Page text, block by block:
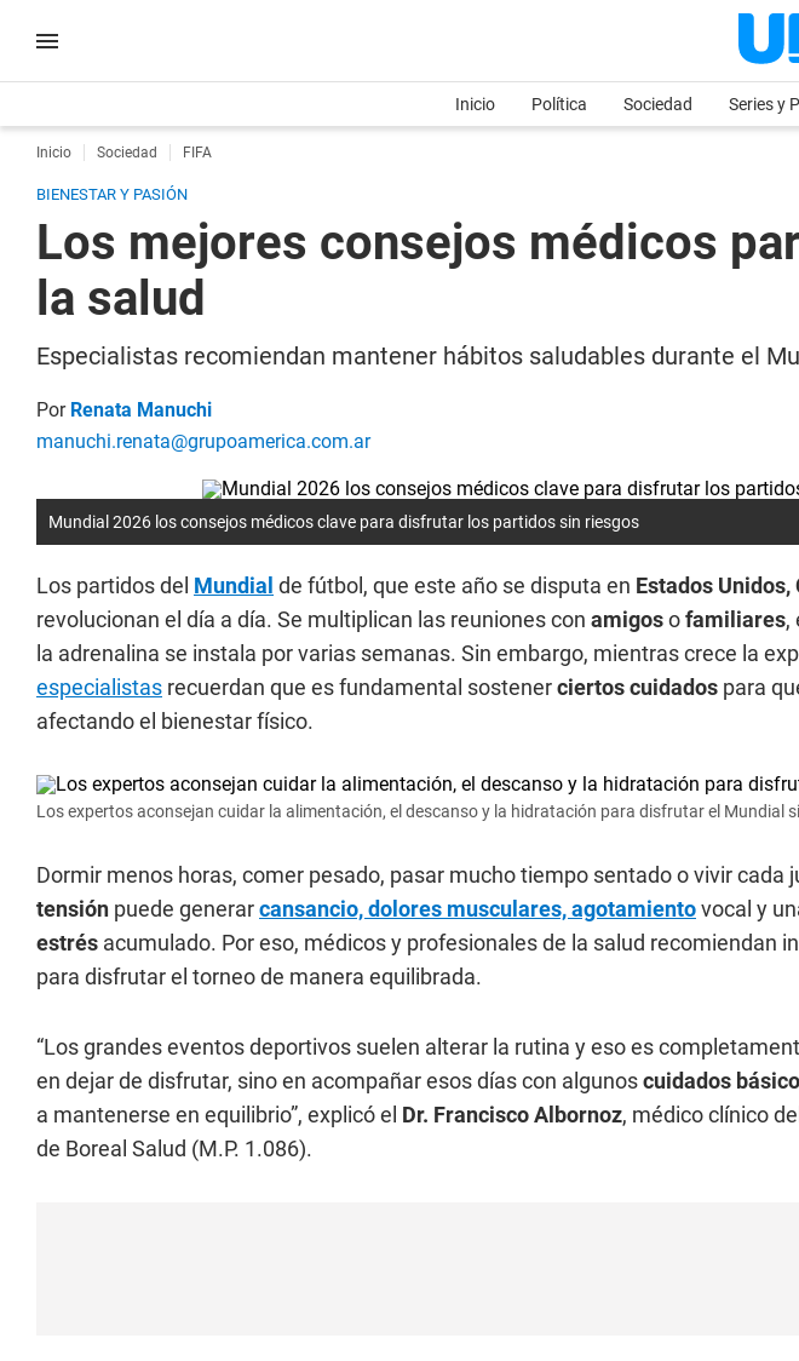
Inicio Política Sociedad Series y
Inicio Sociedad FIFA
BIENESTAR Y PASIÓN
Los mejores consejos médicos
la salud
Especialistas recomiendan mantener hábitos saludables durante el
Por Renata Manuchi
manuchi.renata@grupoamerica.com.ar
Mundial 2026 los consejos médicos clave para disfrutar los partidos sin riesgos
Los partidos del Mundial de fútbol, que este año se disputa en Estados
revolucionan el día a día. Se multiplican las reuniones con amigosofamiliares,
la adrenalina se instala por varias semanas. Sin embargo, mientras crece la
especialistas recuerdan que es fundamental sostenerciertos cuidados para
afectando el bienestar físico.
Los expertos aconsejan cuidar la alimentación, el descanso y la hidratación para disfrutar el Mundial
Dormir menos horas, comer pesado, pasar mucho tiempo sentado o vivir cada
tensión puede generarcansancio, dolores musculares, agotamientovocal y
estrés acumulado. Por eso, médicos y profesionales de la salud recomiendan
para disfrutar el torneo de manera equilibrada.
“Los grandes eventos deportivos suelen alterar la rutina y eso es
en dejar de disfrutar, sino en acompañar esos días con algunoscuidados
a mantenerse en equilibrio”, explicó el Dr. Francisco Albornoz, médico clínico
de Boreal Salud (M.P. 1.086).